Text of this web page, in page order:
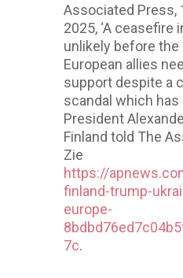
Associated Press,
2025, ‘A ceasefire
unlikely before the
European allies
support despite a
scandal which has
President
Finland told The
Zie
https://
finland-trump-
europe-
7c.